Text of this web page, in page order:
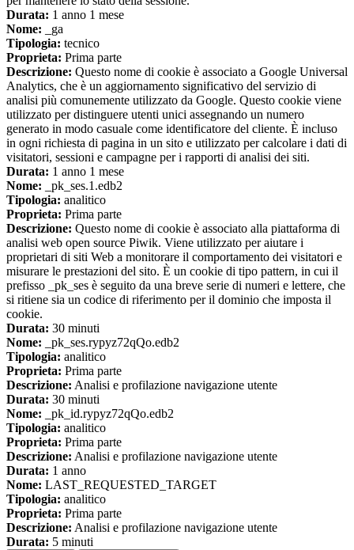
Durata: 1 anno 1 mese
Nome: _ga
Tipologia: tecnico
Proprieta: Prima parte
Descrizione: Questo nome di cookie è associato a Google Universal
Analytics, che è un aggiornamento significativo del servizio di
analisi più comunemente utilizzato da Google. Questo cookie viene
utilizzato per distinguere utenti unici assegnando un numero
generato in modo casuale come identificatore del cliente. È incluso
in ogni richiesta di pagina in un sito e utilizzato per calcolare i dati di
visitatori, sessioni e campagne per i rapporti di analisi dei siti.
Durata: 1 anno 1 mese
Nome: _pk_ses.1.edb2
Tipologia: analitico
Proprieta: Prima parte
Descrizione: Questo nome di cookie è associato alla piattaforma di
analisi web open source Piwik. Viene utilizzato per aiutare i
proprietari di siti Web a monitorare il comportamento dei visitatori e
misurare le prestazioni del sito. È un cookie di tipo pattern, in cui il
prefisso _pk_ses è seguito da una breve serie di numeri e lettere, che
si ritiene sia un codice di riferimento per il dominio che imposta il
cookie.
Durata: 30 minuti
Nome: _pk_ses.rypyz72qQo.edb2
Tipologia: analitico
Proprieta: Prima parte
Descrizione: Analisi e profilazione navigazione utente
Durata: 30 minuti
Nome: _pk_id.rypyz72qQo.edb2
Tipologia: analitico
Proprieta: Prima parte
Descrizione: Analisi e profilazione navigazione utente
Durata: 1 anno
Nome: LAST_REQUESTED_TARGET
Tipologia: analitico
Proprieta: Prima parte
Descrizione: Analisi e profilazione navigazione utente
Durata: 5 minuti